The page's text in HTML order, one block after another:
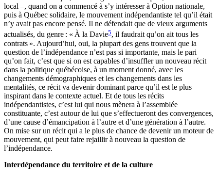
local –, quand on a commencé à s’y intéresser à Option nationale,
puis à Québec solidaire, le mouvement indépendantiste tel qu’il était
n’y avait pas encore pensé. Il ne défendait que de vieux arguments
actualisés, du genre : « À la Davie5, il faudrait qu’on ait tous les
contrats ». Aujourd’hui, oui, la plupart des gens trouvent que la
question de l’indépendance n’est pas si importante, mais le pari
qu’on fait, c’est que si on est capables d’insuffler un nouveau récit
dans la politique québécoise, à un moment donné, avec les
changements démographiques et les changements dans les
mentalités, ce récit va devenir dominant parce qu’il est le plus
inspirant dans le contexte actuel. Et de tous les récits
indépendantistes, c’est lui qui nous mènera à l’assemblée
constituante, c’est autour de lui que s’effectueront des convergences,
d’une cause d’émancipation à l’autre et d’une génération à l’autre.
On mise sur un récit qui a le plus de chance de devenir un moteur de
mouvement, qui peut faire rejaillir à nouveau la question de
l’indépendance.
Interdépendance du territoire et de la culture